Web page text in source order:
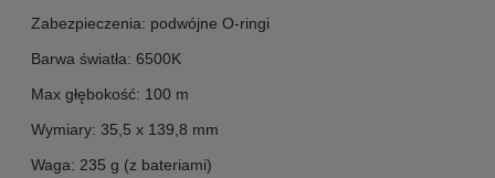
Zabezpieczenia: podwójne O-ringi
Barwa światła: 6500K
Max głębokość: 100 m
Wymiary: 35,5 x 139,8 mm
Waga: 235 g (z bateriami)